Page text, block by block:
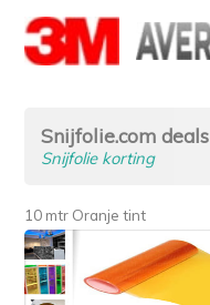
Snijfolie.com deals
Snijfolie korting
10 mtr Oranje tint